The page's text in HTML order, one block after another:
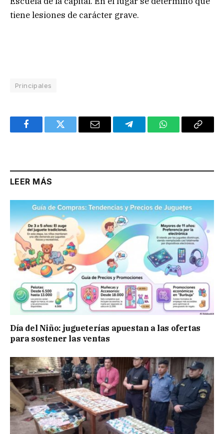
tiene lesiones de carácter grave.
Principales
FacebookTwitter Email TelegramWhatsAppCopy
LEER MÁS
Día del Niño: jugueterías apuestan a las ofertas
para sostener las ventas